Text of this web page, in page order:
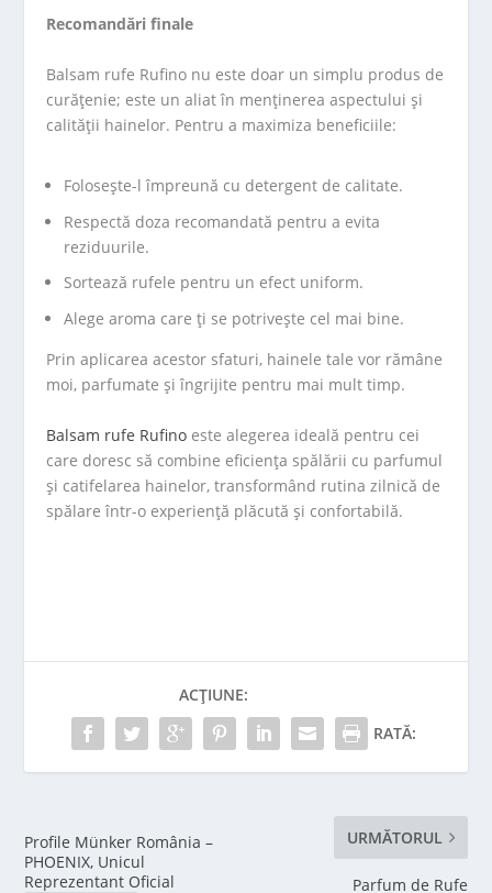
Recomandări finale
Balsam rufe Rufino nu este doar un simplu produs de
curățenie; este un aliat în menținerea aspectului și
calității hainelor. Pentru a maximiza beneficiile:
Folosește-l împreună cu detergent de calitate.
Respectă doza recomandată pentru a evita
reziduurile.
Sortează rufele pentru un efect uniform.
Alege aroma care ți se potrivește cel mai bine.
Prin aplicarea acestor sfaturi, hainele tale vor rămâne
moi, parfumate și îngrijite pentru mai mult timp.
Balsam rufe Rufino este alegerea ideală pentru cei
care doresc să combine eficiența spălării cu parfumul
și catifelarea hainelor, transformând rutina zilnică de
spălare într-o experiență plăcută și confortabilă.
ACȚIUNE:
RATĂ:
Profile Münker România –
PHOENIX, Unicul
Reprezentant Oficial
URMĂTORUL
Parfum de Rufe